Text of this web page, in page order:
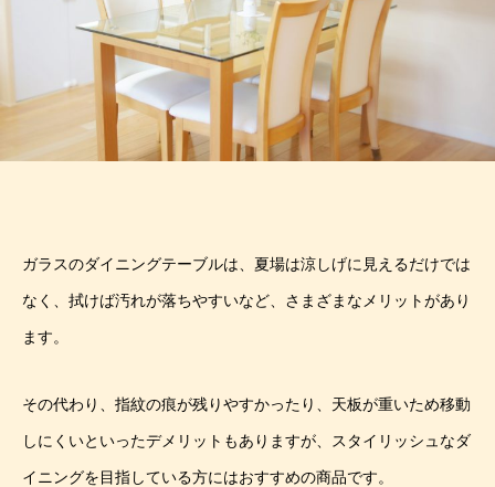
ガラスのダイニングテーブルは、夏場は涼しげに見えるだけでは
なく、拭けば汚れが落ちやすいなど、さまざまなメリットがあり
ます。
その代わり、指紋の痕が残りやすかったり、天板が重いため移動
しにくいといったデメリットもありますが、スタイリッシュなダ
イニングを目指している方にはおすすめの商品です。